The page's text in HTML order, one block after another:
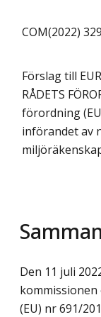
COM(2022) 329
Förslag till
RÅDETS
förordning
införandet av
Den 11 juli
(EU) nr 691/